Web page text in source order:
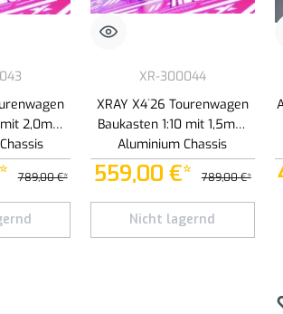
zu erhöhen oder zu reduzieren.
2,0mm
789,00 €*
XR-300044
XRAY X4`26 Tourenwagen
Baukasten 1:10 mit 1,5mm
Aluminium Chassis
559,00 €* 789,00 €*
Nicht lagernd